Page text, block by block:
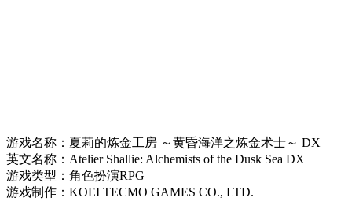
游戏名称：夏莉的炼金工房 ～黄昏海洋之炼金术士～ DX
英文名称：Atelier Shallie: Alchemists of the Dusk Sea DX
游戏类型：角色扮演RPG
游戏制作：KOEI TECMO GAMES CO., LTD.